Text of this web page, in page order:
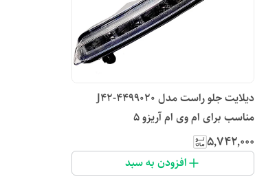
دیلایت جلو راست مدل J42-4499020
مناسب برای ام وی ام آریزو 5
۵٬۷۴۲٬۰۰۰
افزودن به سبد